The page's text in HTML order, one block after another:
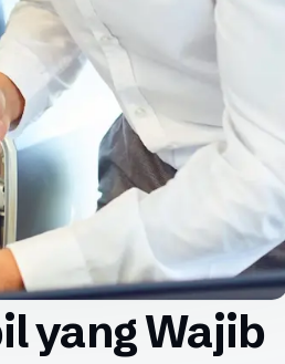
yang Wajib